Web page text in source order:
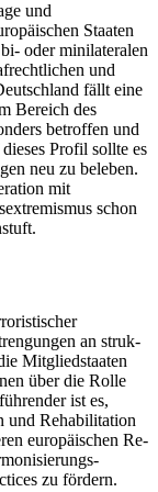
und
Staaten
oder minilateralen
und
fällt eine
Bereich des
betroffen und
Profil sollte es
neu zu be­leben.
mit
schon
an struk­
Mitgliedstaaten
über die Rolle
ist es,
und Rehabilitation
europäischen Re­
zu fördern.